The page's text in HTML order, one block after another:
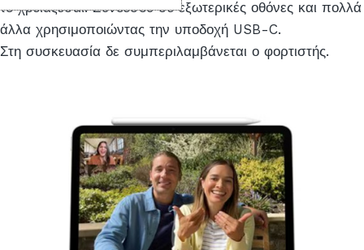
το χρειάζεσαι. Συνδέσου σε εξωτερικές οθόνες και πολλά
άλλα χρησιμοποιώντας την υποδοχή USB-C.
Στη συσκευασία δε συμπεριλαμβάνεται ο φορτιστής.